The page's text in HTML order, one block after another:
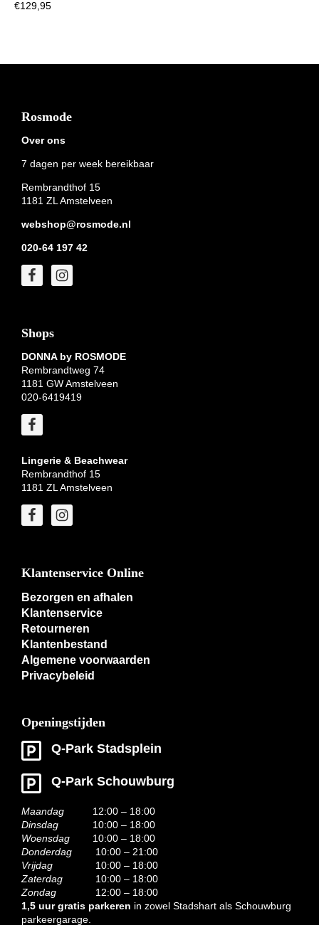
€129,95
Footer
Rosmode
Over ons
7 dagen per week bereikbaar
Rembrandthof 15
1181 ZL Amstelveen
webshop@rosmode.nl
020-64 197 42
Shops
DONNA by ROSMODE
Rembrandtweg 74
1181 GW Amstelveen
020-6419419
Lingerie & Beachwear
Rembrandthof 15
1181 ZL Amstelveen
Klantenservice Online
Bezorgen en afhalen
Klantenservice
Retourneren
Klantenbestand
Algemene voorwaarden
Privacybeleid
Openingstijden
Q-Park Stadsplein
Q-Park Schouwburg
Maandag
12:00 – 18:00
Dinsdag
10:00 – 18:00
Woensdag
10:00 – 18:00
Donderdag
10:00 – 21:00
Vrijdag
10:00 – 18:00
Zaterdag
10:00 – 18:00
Zondag
12:00 – 18:00
1,5 uur gratis parkeren in zowel Stadshart als Schouwburg
parkeergarage.